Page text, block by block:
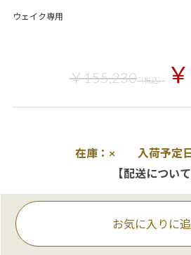
ウェイク専用
￥155,230（税込）
在庫：× 入荷予定日
【配送について
お気に入りに